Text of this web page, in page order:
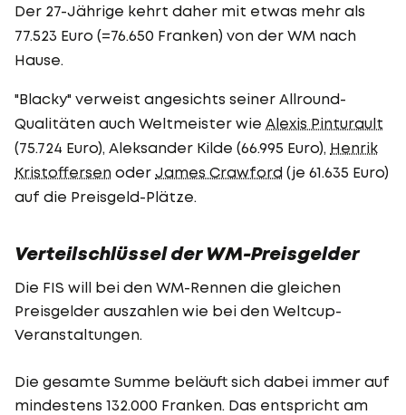
Der 27-Jährige kehrt daher mit etwas mehr als
77.523 Euro (=76.650 Franken) von der WM nach
Hause.
"Blacky" verweist angesichts seiner Allround-
Qualitäten auch Weltmeister wie Alexis Pinturault
(75.724 Euro), Aleksander Kilde (66.995 Euro), Henrik
Kristoffersen oder James Crawford (je 61.635 Euro)
auf die Preisgeld-Plätze.
Verteilschlüssel der WM-Preisgelder
Die FIS will bei den WM-Rennen die gleichen
Preisgelder auszahlen wie bei den Weltcup-
Veranstaltungen.
Die gesamte Summe beläuft sich dabei immer auf
mindestens 132.000 Franken. Das entspricht am